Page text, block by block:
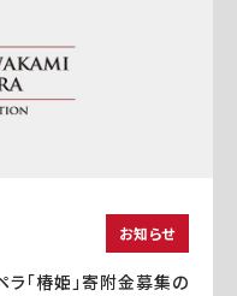
お知らせ
ラ「椿姫」寄附金募集の